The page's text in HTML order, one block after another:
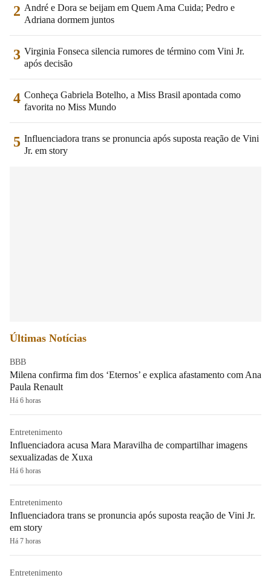
2 André e Dora se beijam em Quem Ama Cuida; Pedro e
Adriana dormem juntos
3 Virginia Fonseca silencia rumores de término com Vini Jr.
após decisão
4 Conheça Gabriela Botelho, a Miss Brasil apontada como
favorita no Miss Mundo
5 Influenciadora trans se pronuncia após suposta reação de Vini
Jr. em story
Últimas Notícias
BBB
Milena confirma fim dos ‘Eternos’ e explica afastamento com Ana
Paula Renault
Há 6 horas
Entretenimento
Influenciadora acusa Mara Maravilha de compartilhar imagens
sexualizadas de Xuxa
Há 6 horas
Entretenimento
Influenciadora trans se pronuncia após suposta reação de Vini Jr.
em story
Há 7 horas
Entretenimento